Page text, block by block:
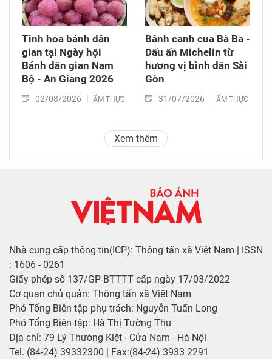
Tinh hoa bánh dân
gian tại Ngày hội
Bánh dân gian Nam
Bộ - An Giang 2026
02/08/2026 ẨM THỰC
Bánh canh cua Bà Ba -
Dấu ấn Michelin từ
hương vị bình dân Sài
Gòn
31/07/2026 ẨM THỰC
Xem thêm
Nhà cung cấp thông tin(ICP): Thông tấn xã Việt Nam | ISSN
: 1606 - 0261
Giấy phép số 137/GP-BTTTT cấp ngày 17/03/2022
Cơ quan chủ quản: Thông tấn xã Việt Nam
Phó Tổng Biên tập phụ trách: Nguyễn Tuấn Long
Phó Tổng Biên tập: Hà Thị Tường Thu
Địa chỉ: 79 Lý Thường Kiệt - Cửa Nam - Hà Nội
Tel. (84-24) 39332300 | Fax:(84-24) 3933 2291